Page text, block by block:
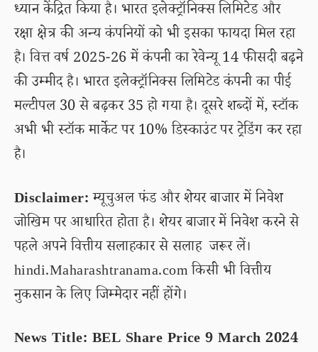
ध्यान केंद्रित किया है। भारत इलेक्ट्रॉनिक्स लिमिटेड और
रक्षा क्षेत्र की अन्य कंपनियों को भी इसका फायदा मिल रहा
है। वित्त वर्ष 2025-26 में कंपनी का रेवेन्यू 14 फीसदी बढ़ने
की उम्मीद है। भारत इलेक्ट्रॉनिक्स लिमिटेड कंपनी का पीई
मल्टीपल 30 से बढ़कर 35 हो गया है। दूसरे शब्दों में, स्टॉक
अभी भी स्टॉक मार्केट पर 10% डिस्काउंट पर ट्रेडिंग कर रहा
है।
Disclaimer:म्यूचुअल फंड और शेयर बाजार में निवेश
जोखिम पर आधारित होता है। शेयर बाजार में निवेश करने से
पहले अपने वित्तीय सलाहकार से सलाह जरूर लें।
hindi.Maharashtranama.com किसी भी वित्तीय
नुकसान के लिए जिम्मेदार नहीं होंगे।
News Title: BEL Share Price 9 March 2024